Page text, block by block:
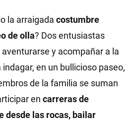
la arraigada costumbre
de olla? Dos entusiastas
y acompañar a la
indagar, en un bullicioso paseo,
de la familia se suman
en carreras de
desde las rocas, bailar